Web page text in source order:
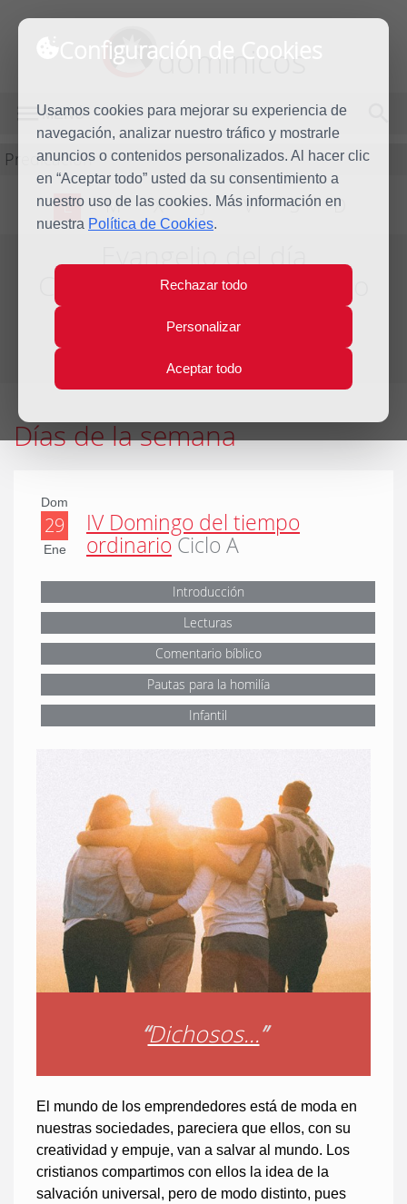
Configuración de Cookies
Usamos cookies para mejorar su experiencia de
navegación, analizar nuestro tráfico y mostrarle
anuncios o contenidos personalizados. Al hacer clic
en “Aceptar todo” usted da su consentimiento a
nuestro uso de las cookies. Más información en
nuestra Política de Cookies.
Rechazar todo
Personalizar
Aceptar todo
dominicos
MENÚ
Predicación
L M X J V S D
Evangelio del día
Cuarta Semana del Tiempo
Ordinario - Año Impar
Días de la semana
Dom
29
Ene
IV Domingo del tiempo
ordinarioCiclo A
Introducción
Lecturas
Comentario bíblico
Pautas para la homilía
Infantil
“Dichosos...”
El mundo de los emprendedores está de moda en
nuestras sociedades, pareciera que ellos, con su
creatividad y empuje, van a salvar al mundo. Los
cristianos compartimos con ellos la idea de la
salvación universal, pero de modo distinto, pues